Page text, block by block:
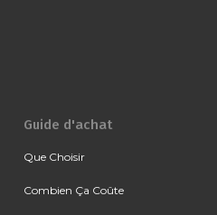
Guide d'achat
Que Choisir
Combien Ça Coûte